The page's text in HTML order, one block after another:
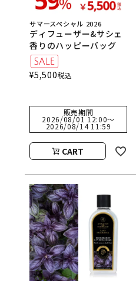
サマースペシャル 2026
ディフューザー&サシェ
香りのハッピーバッグ
¥5,500税込
販売期間
2026/08/01 12:00〜
2026/08/14 11:59
CART